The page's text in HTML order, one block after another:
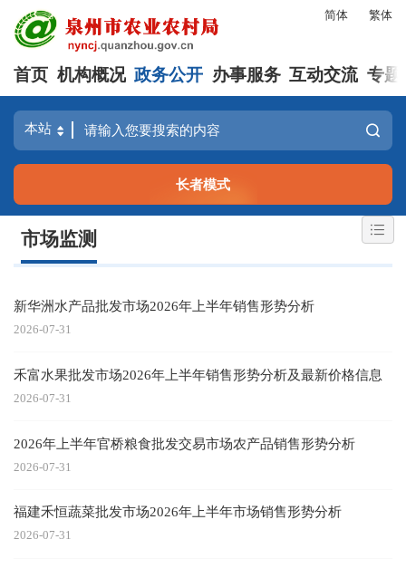
简体 繁体
首页 机构概况 政务公开 办事服务 互动交流 专题
长者模式
市场监测
新华洲水产品批发市场2026年上半年销售形势分析
2026-07-31
禾富水果批发市场2026年上半年销售形势分析及最新价格信息
2026-07-31
2026年上半年官桥粮食批发交易市场农产品销售形势分析
2026-07-31
福建禾恒蔬菜批发市场2026年上半年市场销售形势分析
2026-07-31